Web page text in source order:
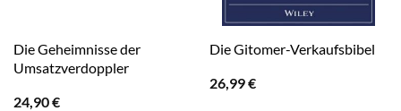
Die Geheimnisse der
Umsatzverdoppler
24,90€
Die Gitomer-Verkaufsbibel
26,99€